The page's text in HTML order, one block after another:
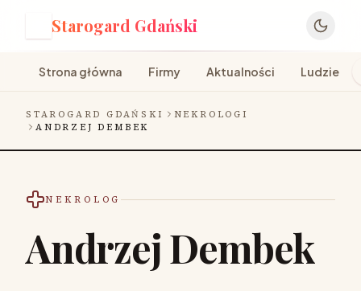
Starogard Gdański
Strona główna Firmy Aktualności Ludzie
STAROGARD GDAŃSKI
NEKROLOGI
ANDRZEJ DEMBEK
NEKROLOG
Andrzej Dembek